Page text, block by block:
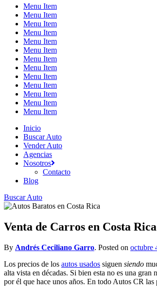
Menu Item
Menu Item
Menu Item
Menu Item
Menu Item
Menu Item
Menu Item
Menu Item
Menu Item
Menu Item
Menu Item
Menu Item
Menu Item
Inicio
Buscar Auto
Vender Auto
Agencias
Nosotros
Contacto
Blog
Buscar Auto
Venta de Carros en Costa Rica
By Andrés Ceciliano Garro. Posted on octubre
Los precios de los autos usados ​​siguen siendo
alta vista en décadas. Si bien esta no es una
por él que hace unos años. En todo Autos CR